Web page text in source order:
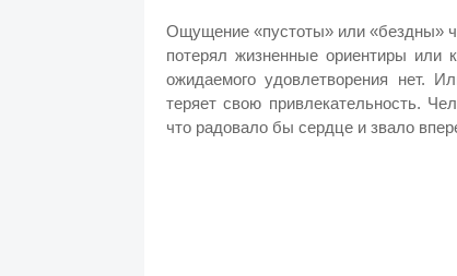
Ощущение «пустоты» или «бездны»
потерял жизненные ориентиры или
ожидаемого удовлетворения нет.
теряет свою привлекательность.
что радовало бы сердце и звало